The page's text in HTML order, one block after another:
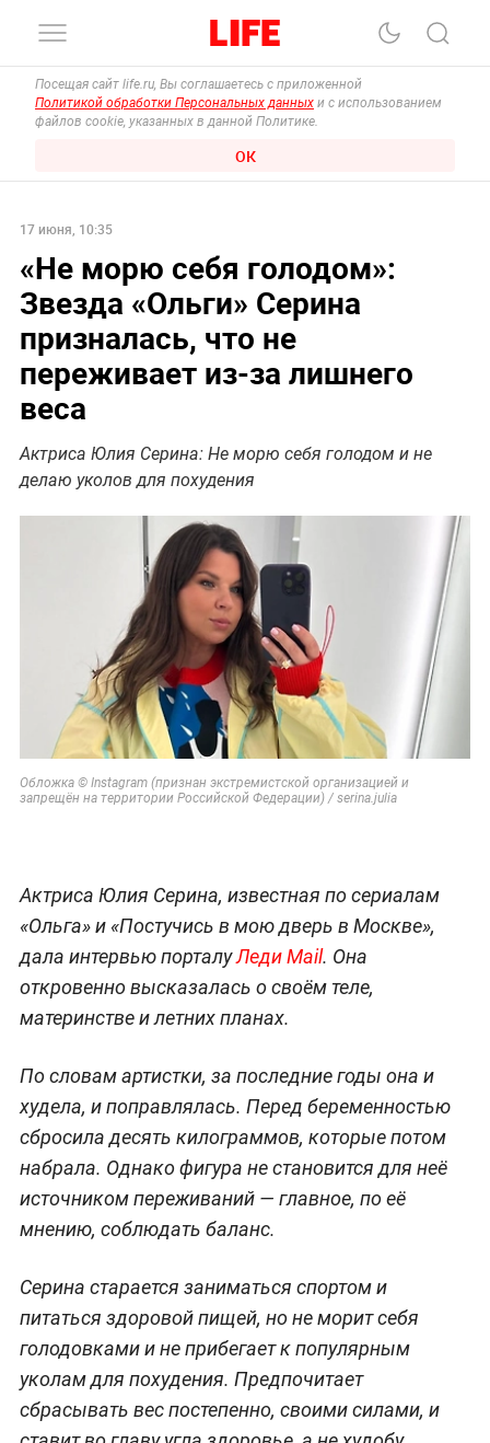
Посещая сайт life.ru, Вы соглашаетесь с приложенной
Политикой обработки Персональных данных и с использованием
файлов cookie, указанных в данной Политике.
ОК
17 июня, 10:35
«Не морю себя голодом»:
Звезда «Ольги» Серина
призналась, что не
переживает из-за лишнего
веса
Актриса Юлия Серина: Не морю себя голодом и не
делаю уколов для похудения
Обложка © Instagram (признан экстремистской организацией и
запрещён на территории Российской Федерации) / serina.julia
Актриса Юлия Серина, известная по сериалам
«Ольга» и «Постучись в мою дверь в Москве»,
дала интервью порталуЛеди Mail. Она
откровенно высказалась о своём теле,
материнстве и летних планах.
По словам артистки, за последние годы она и
худела, и поправлялась. Перед беременностью
сбросила десять килограммов, которые потом
набрала. Однако фигура не становится для неё
источником переживаний — главное, по её
мнению, соблюдать баланс.
Серина старается заниматься спортом и
питаться здоровой пищей, но не морит себя
голодовками и не прибегает к популярным
уколам для похудения. Предпочитает
сбрасывать вес постепенно, своими силами, и